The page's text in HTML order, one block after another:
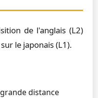
de l'anglais (L2)
le japonais (L1).
distance